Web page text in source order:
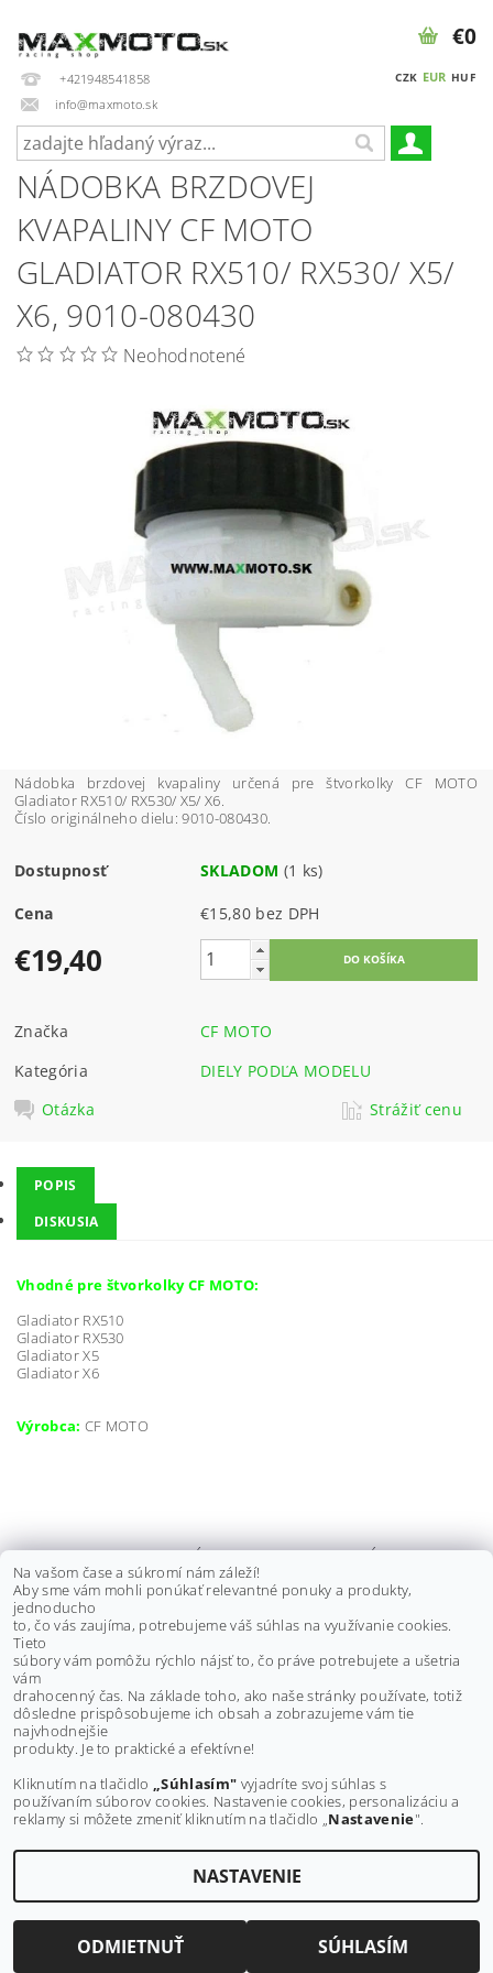
+421948541858
info@maxmoto.sk
CZK EUR HUF
€0
NÁDOBKA BRZDOVEJ
KVAPALINY CF MOTO
GLADIATOR RX510/ RX530/ X5/
X6, 9010-080430
Neohodnotené
Nádobka brzdovej kvapaliny určená pre štvorkolky CF MOTO
Gladiator RX510/ RX530/ X5/ X6.
Číslo originálneho dielu: 9010-080430.
Dostupnosť SKLADOM (1 ks)
Cena €15,80 bez DPH
€19,40
Značka
CF MOTO
Kategória
DIELY PODĽA MODELU
Otázka
Strážiť cenu
POPIS
DISKUSIA
Vhodné pre štvorkolky CF MOTO:
Gladiator RX510
Gladiator RX530
Gladiator X5
Gladiator X6
Výrobca: CF MOTO
NÁDOBKA NA BRZDOVÚ
KVAPALINU MOTION STUFF - DVA
od €8,10 bez DPH
od€10
Buďte prvý, kto napíše príspevok k tejto položke.
2026 ©MAXMOTO.SK, všetky práva vyhradenéUpraviť nastavenie cookies
Na vašom čase a súkromí nám záleží!
Aby sme vám mohli ponúkať relevantné ponuky a produkty,
jednoducho
to, čo vás zaujíma, potrebujeme váš súhlas na využívanie cookies.
Tieto
súbory vám pomôžu rýchlo nájsť to, čo práve potrebujete a ušetria
vám
drahocenný čas. Na základe toho, ako naše stránky používate, totiž
dôsledne prispôsobujeme ich obsah a zobrazujeme vám tie
najvhodnejšie
produkty. Je to praktické a efektívne!
Kliknutím na tlačidlo „Súhlasím" vyjadríte svoj súhlas s
používaním súborov cookies. Nastavenie cookies, personalizáciu a
reklamy si môžete zmeniť kliknutím na tlačidlo „Nastavenie".
NASTAVENIE
ODMIETNUŤ SÚHLASÍM